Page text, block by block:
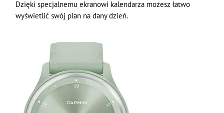
Dzięki specjalnemu ekranowi kalendarza możesz łatwo
wyświetlić swój plan na dany dzień.